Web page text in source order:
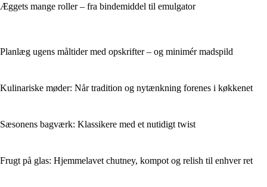
Æggets mange roller – fra bindemiddel til emulgator
Planlæg ugens måltider med opskrifter – og minimér madspild
Kulinariske møder: Når tradition og nytænkning forenes i køkkenet
Sæsonens bagværk: Klassikere med et nutidigt twist
Frugt på glas: Hjemmelavet chutney, kompot og relish til enhver ret